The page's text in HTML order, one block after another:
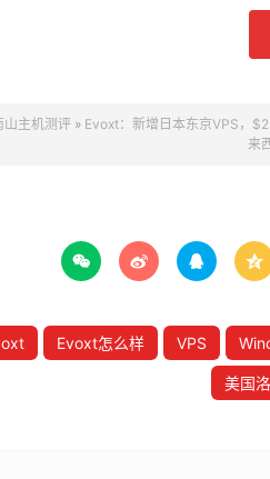
山主机测评 » Evoxt：新增日本东京VPS，
来
   
Evoxt怎么样 VPS
美国